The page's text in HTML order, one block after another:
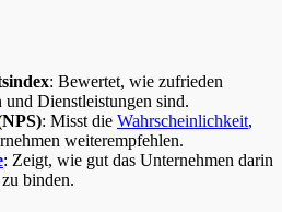
: Bewertet, wie zufrieden
Dienstleistungen sind.
: Misst die Wahrscheinlichkeit,
weiterempfehlen.
: Zeigt, wie gut das Unternehmen darin
binden.